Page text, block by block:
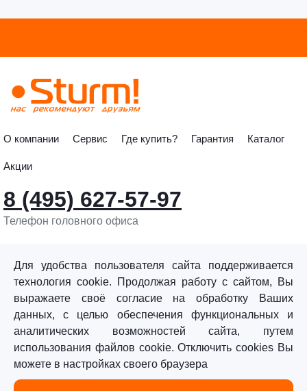
О компании Сервис Где купить? Гарантия Каталог
Акции
8 (495) 627-57-97
Телефон головного офиса
©«Sturm!» 2011–2026 ®
Все права защищены.
Для удобства пользователя сайта поддерживается
технология cookie. Продолжая работу с сайтом, Вы
выражаете своё согласие на обработку Ваших
данных, с целью обеспечения функциональных и
аналитических возможностей сайта, путем
использования файлов cookie. Отключить cookies Вы
можете в настройках своего браузера